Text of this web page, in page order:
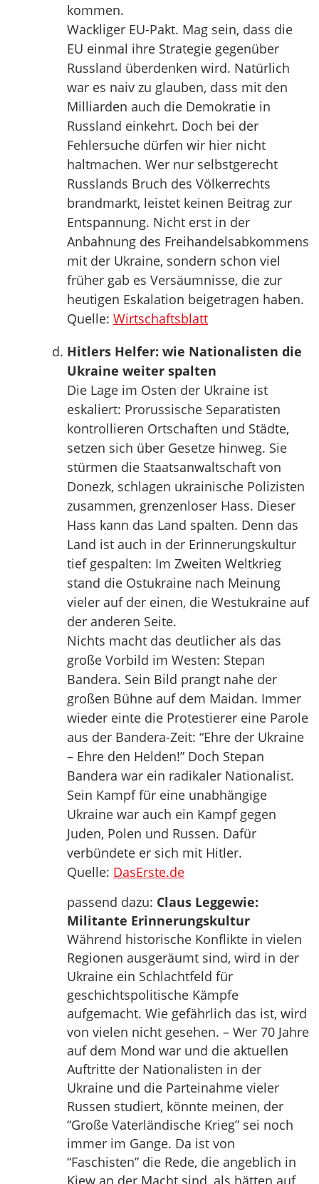
kommen.
Wackliger EU-Pakt. Mag sein, dass die
EU einmal ihre Strategie gegenüber
Russland überdenken wird. Natürlich
war es naiv zu glauben, dass mit den
Milliarden auch die Demokratie in
Russland einkehrt. Doch bei der
Fehlersuche dürfen wir hier nicht
haltmachen. Wer nur selbstgerecht
Russlands Bruch des Völkerrechts
brandmarkt, leistet keinen Beitrag zur
Entspannung. Nicht erst in der
Anbahnung des Freihandelsabkommens
mit der Ukraine, sondern schon viel
früher gab es Versäumnisse, die zur
heutigen Eskalation beigetragen haben.
Quelle: Wirtschaftsblatt
Hitlers Helfer: wie Nationalisten die
Ukraine weiter spalten
Die Lage im Osten der Ukraine ist
eskaliert: Prorussische Separatisten
kontrollieren Ortschaften und Städte,
setzen sich über Gesetze hinweg. Sie
stürmen die Staatsanwaltschaft von
Donezk, schlagen ukrainische Polizisten
zusammen, grenzenloser Hass. Dieser
Hass kann das Land spalten. Denn das
Land ist auch in der Erinnerungskultur
tief gespalten: Im Zweiten Weltkrieg
stand die Ostukraine nach Meinung
vieler auf der einen, die Westukraine auf
der anderen Seite.
Nichts macht das deutlicher als das
große Vorbild im Westen: Stepan
Bandera. Sein Bild prangt nahe der
großen Bühne auf dem Maidan. Immer
wieder einte die Protestierer eine Parole
aus der Bandera-Zeit: “Ehre der Ukraine
– Ehre den Helden!” Doch Stepan
Bandera war ein radikaler Nationalist.
Sein Kampf für eine unabhängige
Ukraine war auch ein Kampf gegen
Juden, Polen und Russen. Dafür
verbündete er sich mit Hitler.
Quelle: DasErste.de
passend dazu: Claus Leggewie:
Militante Erinnerungskultur
Während historische Konflikte in vielen
Regionen ausgeräumt sind, wird in der
Ukraine ein Schlachtfeld für
geschichtspolitische Kämpfe
aufgemacht. Wie gefährlich das ist, wird
von vielen nicht gesehen. – Wer 70 Jahre
auf dem Mond war und die aktuellen
Auftritte der Nationalisten in der
Ukraine und die Parteinahme vieler
Russen studiert, könnte meinen, der
“Große Vaterländische Krieg” sei noch
immer im Gange. Da ist von
“Faschisten” die Rede, die angeblich in
Kiew an der Macht sind, als hätten auf